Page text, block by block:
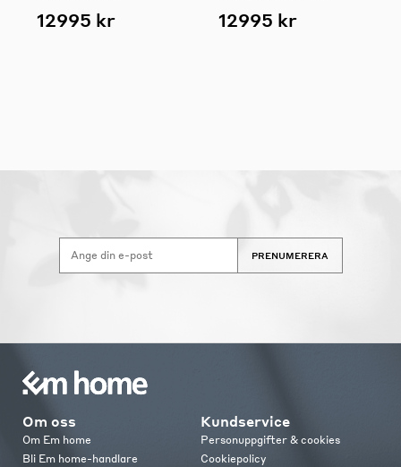
12995 kr 12995 kr
PRENUMERERA
Om oss
Om Em home
Bli Em home-handlare
Kundservice
Personuppgifter & cookies
Cookiepolicy